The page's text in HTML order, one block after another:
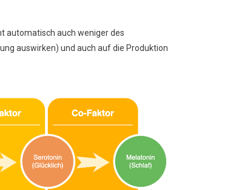
automatisch auch weniger des
auswirken) und auch auf die Produktion